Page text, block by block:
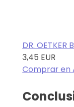
DR.
3,45 EUR
Comprar en